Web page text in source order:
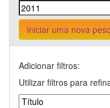
Iniciar uma nova
Adicionar filtros:
Utilizar filtros para